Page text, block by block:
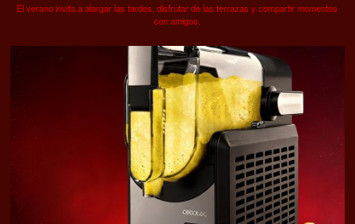
El verano invita a alargar las tardes, disfrutar de las terrazas y compartir momentos
con amigos.